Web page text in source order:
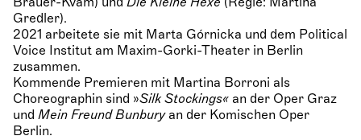
Gredler).
2021 arbeitete sie mit Marta Górnicka und dem Political
Voice Institut am Maxim-Gorki-Theater in Berlin
zusammen.
Kommende Premieren mit Martina Borroni als
Choreographin sind »Silk Stockings« an der Oper Graz
und Mein Freund Bunburyan der Komischen Oper
Berlin.